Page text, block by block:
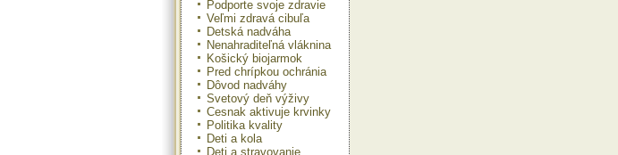
Podporte svoje zdravie
Veľmi zdravá cibuľa
Detská nadváha
Nenahraditeľná vláknina
Košický biojarmok
Pred chrípkou ochránia
Dôvod nadváhy
Svetový deň výživy
Cesnak aktivuje krvinky
Politika kvality
Deti a kola
Deti a stravovanie